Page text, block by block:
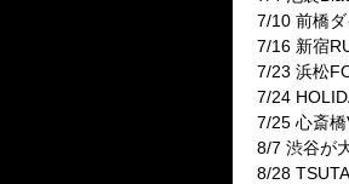
7/10 前橋
7/16 新宿
7/23 浜松
7/24
7/25 心斎橋
8/7 渋谷が
8/28